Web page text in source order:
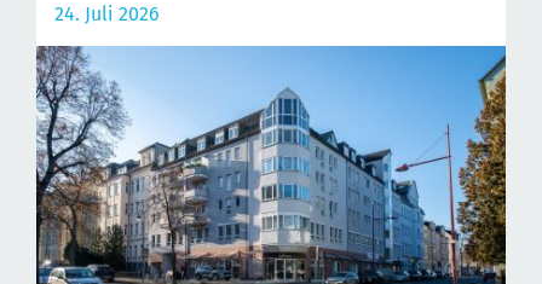
24. Juli 2026